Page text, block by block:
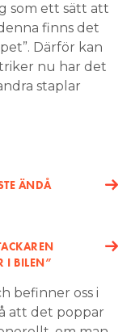
som ett sätt att
finns det
Därför kan
nu har det
staplar
ÄNDÅ
I BILEN”
befinner oss i
att det poppar